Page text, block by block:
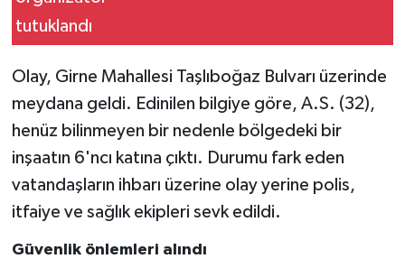
Olay, Girne Mahallesi Taşlıboğaz Bulvarı üzerinde
meydana geldi. Edinilen bilgiye göre, A.S. (32),
henüz bilinmeyen bir nedenle bölgedeki bir
inşaatın 6'ncı katına çıktı. Durumu fark eden
vatandaşların ihbarı üzerine olay yerine polis,
itfaiye ve sağlık ekipleri sevk edildi.
Güvenlik önlemleri alındı